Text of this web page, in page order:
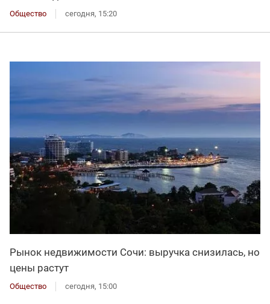
Общество сегодня, 15:20
Рынок недвижимости Сочи: выручка снизилась, но
цены растут
Общество сегодня, 15:00